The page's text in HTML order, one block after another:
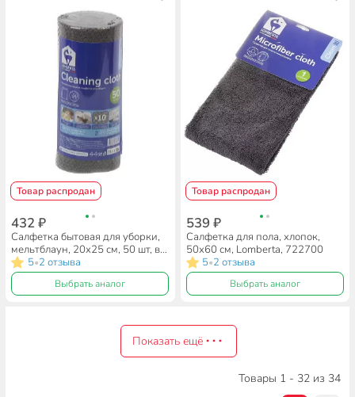
Товар распродан
432 ₽
Салфетка бытовая для уборки,
мельтблаун, 20х25 см, 50 шт, в
рулоне, Lomberta, 723042
5•2 отзыва
Выбрать аналог
Товар распродан
539 ₽
Салфетка для пола, хлопок,
50х60 см, Lomberta, 722700
5•2 отзыва
Выбрать аналог
Показать ещё
Товары 1 - 32 из 34